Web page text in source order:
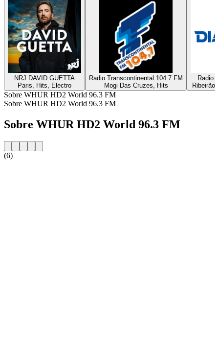
NRJ DAVID GUETTA
Paris, Hits, Electro
Radio Transcontinental 104.7 FM
Mogi Das Cruzes, Hits
Radio
Ribeirão
Sobre WHUR HD2 World 96.3 FM
Sobre WHUR HD2 World 96.3 FM
Sobre WHUR HD2 World 96.3 FM
(6)